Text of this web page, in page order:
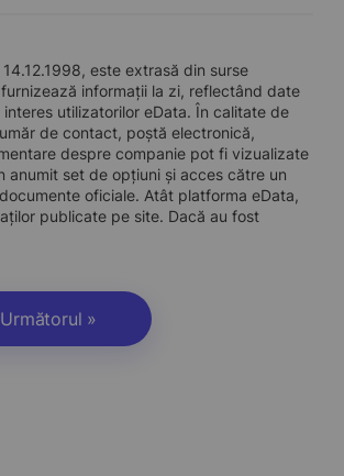
este extrasă din surse
informații la zi, reflectând date
utilizatorilor eData. În calitate de
de contact, poștă electronică,
despre companie pot fi vizualizate
set de opțiuni și acces către un
oficiale. Atât platforma eData,
publicate pe site. Dacă au fost
Următorul »